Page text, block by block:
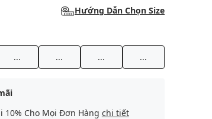
Hướng Dẫn Chọn Size
... ... ... ...
10% Cho Mọi Đơn Hàng chi tiết